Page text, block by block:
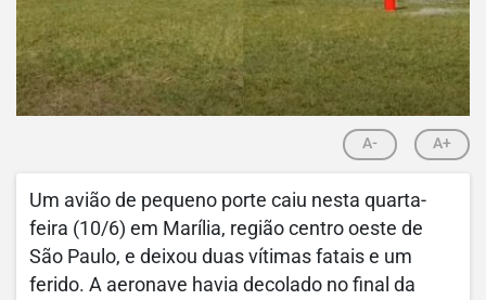
A- A+
Um avião de pequeno porte caiu nesta quarta-
feira (10/6) em Marília, região centro oeste de
São Paulo, e deixou duas vítimas fatais e um
ferido. A aeronave havia decolado no final da